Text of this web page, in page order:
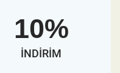
10%
INDIRIM